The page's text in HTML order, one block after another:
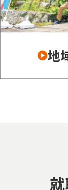
地